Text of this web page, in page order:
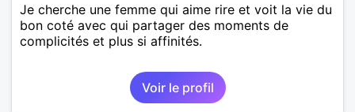
Je cherche une femme qui aime rire et voit la vie du
bon coté avec qui partager des moments de
complicités et plus si affinités.
Voir le profil